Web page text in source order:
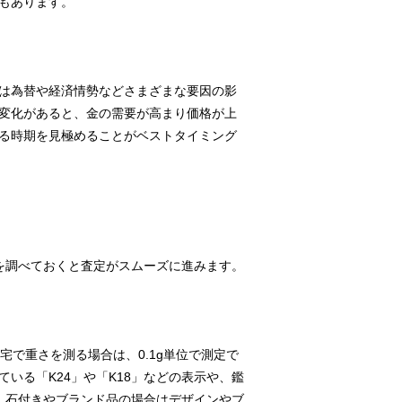
為替や経済情勢などさまざまな要因の影
化があると、金の需要が高まり価格が上
時期を見極めることがベストタイミング
べておくと査定がスムーズに進みます。
で重さを測る場合は、0.1g単位で測定で
いる「K24」や「K18」などの表示や、鑑